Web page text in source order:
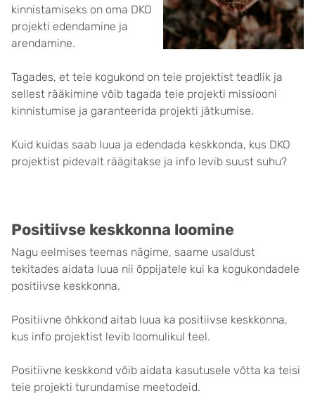
kinnistamiseks on oma DKO
projekti edendamine ja
arendamine.
Tagades, et teie kogukond on teie projektist teadlik ja
sellest rääkimine võib tagada teie projekti missiooni
kinnistumise ja garanteerida projekti jätkumise.
Kuid kuidas saab luua ja edendada keskkonda, kus DKO
projektist pidevalt räägitakse ja info levib suust suhu?
Positiivse keskkonna loomine
Nagu eelmises teemas nägime, saame usaldust
tekitades aidata luua nii õppijatele kui ka kogukondadele
positiivse keskkonna.
Positiivne õhkkond aitab luua ka positiivse keskkonna,
kus info projektist levib loomulikul teel.
Positiivne keskkond võib aidata kasutusele võtta ka teisi
teie projekti turundamise meetodeid.